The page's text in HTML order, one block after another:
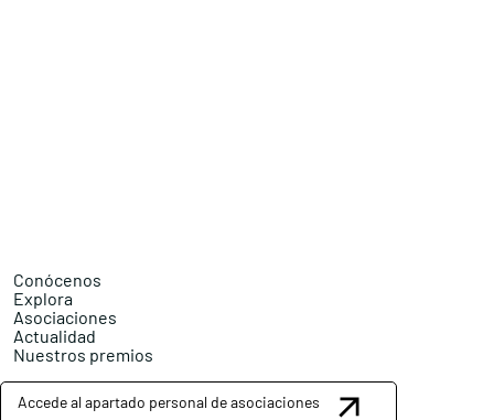
Conócenos
Explora
Asociaciones
Actualidad
Nuestros premios
Accede al apartado personal de asociaciones